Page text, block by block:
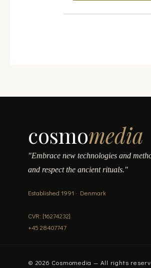
cosmomedia
"Embrace new technologies and
and respect the ancient rituals."
Established 1991 · Denmark
CVR: [16274232]
+45 28407747
© 2026 Cosmomedia — All rights